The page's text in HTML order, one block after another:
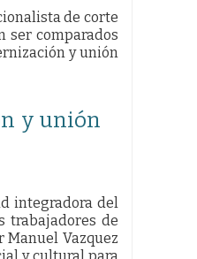
de corte
ser comparados
y unión
y unión
integradora del
trabajadores de
Vazquez